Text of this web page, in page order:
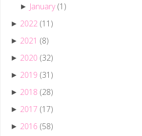
► January (1)
► 2022 (11)
► 2021 (8)
► 2020 (32)
► 2019 (31)
► 2018 (28)
► 2017 (17)
► 2016 (58)